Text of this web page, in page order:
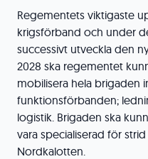
Regementets viktigaste
krigsförband och under
successivt utveckla den
2028 ska regementet
mobilisera hela brigaden
funktionsförbanden;
logistik. Brigaden ska
vara specialiserad för
Nordkalotten.